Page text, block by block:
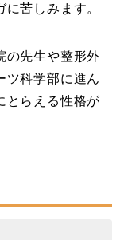
苦しみます。
の先生や整形外
ツ科学部に進ん
とらえる性格が